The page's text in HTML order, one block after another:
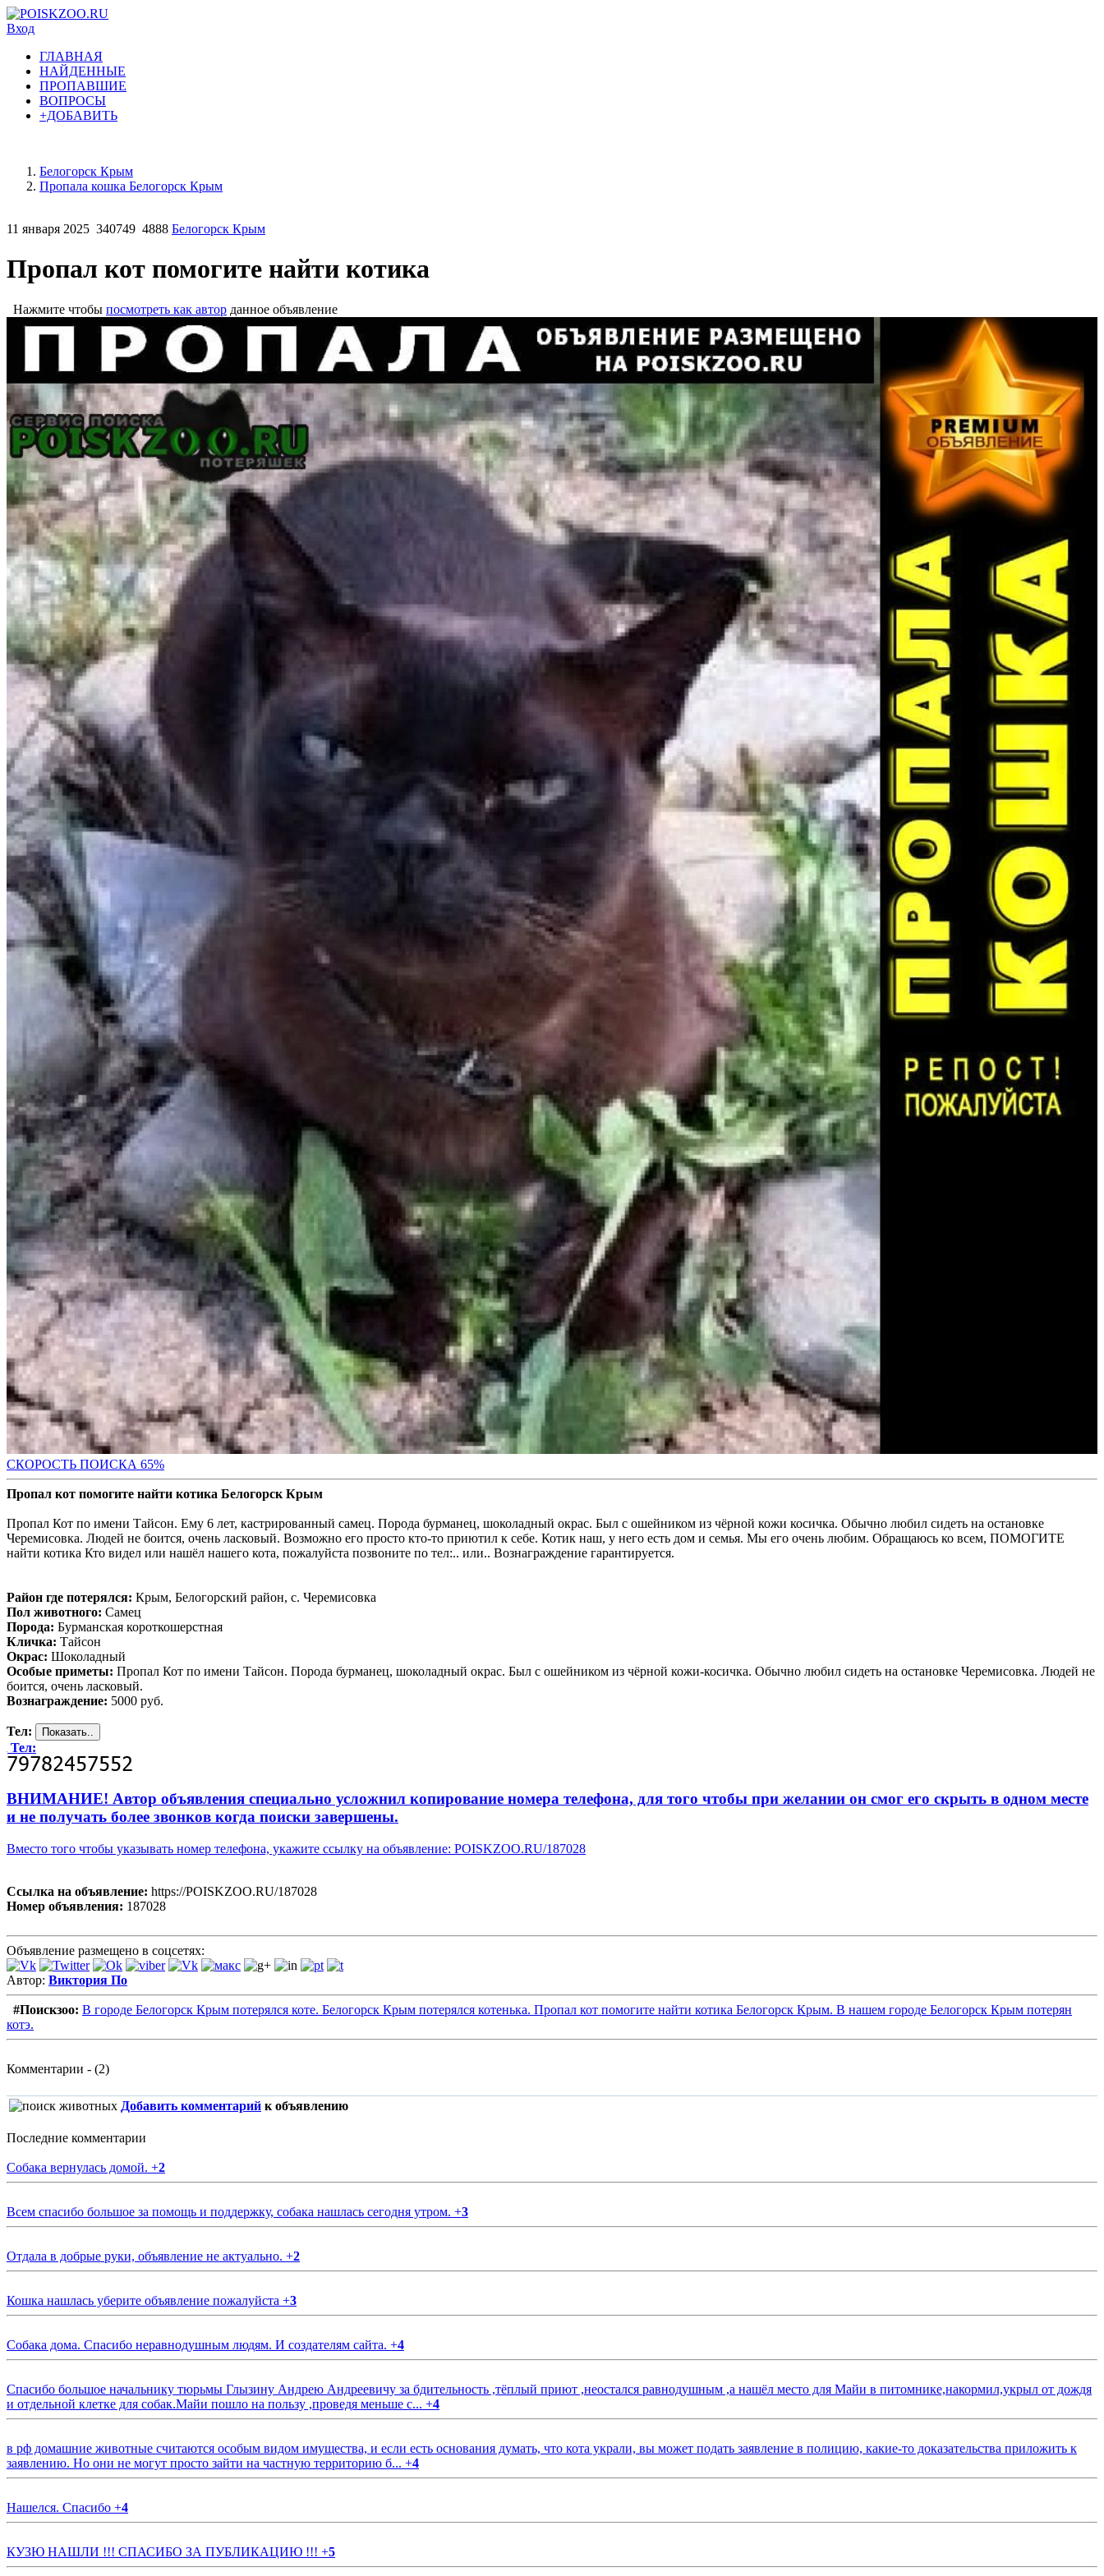
Вход
ГЛАВНАЯ
НАЙДЕННЫЕ
ПРОПАВШИЕ
ВОПРОСЫ
+ДОБАВИТЬ
Белогорск Крым
Пропала кошка Белогорск Крым
11 января 2025 340749 4888 Белогорск Крым
Пропал кот помогите найти котика
Нажмите чтобы посмотреть как автор данное объявление
СКОРОСТЬ ПОИСКА 65%
Пропал кот помогите найти котика Белогорск Крым
Пропал Кот по имени Тайсон. Ему 6 лет, кастрированный самец. Порода бурманец, шоколадный окрас. Был с ошейником из чёрной кожи косичка. Обычно любил сидеть на остановке
Черемисовка. Людей не боится, очень ласковый. Возможно его просто кто-то приютил к себе. Котик наш, у него есть дом и семья. Мы его очень любим. Обращаюсь ко всем, ПОМОГИТЕ
найти котика Кто видел или нашёл нашего кота, пожалуйста позвоните по тел:.. или.. Вознаграждение гарантируется.
Район где потерялся: Крым, Белогорский район, с. Черемисовка
Пол животного: Самец
Порода: Бурманская короткошерстная
Кличка: Тайсон
Окрас: Шоколадный
Особые приметы: Пропал Кот по имени Тайсон. Порода бурманец, шоколадный окрас. Был с ошейником из чёрной кожи-косичка. Обычно любил сидеть на остановке Черемисовка. Людей не
боится, очень ласковый.
Вознаграждение: 5000 руб.
Тел:
Тел:
ВНИМАНИЕ! Автор объявления специально усложнил копирование номера телефона, для того чтобы при желании он смог его скрыть в одном месте
и не получать более звонков когда поиски завершены.
Вместо того чтобы указывать номер телефона, укажите ссылку на объявление: POISKZOO.RU/187028
Ссылка на объявление: https://POISKZOO.RU/187028
Номер объявления: 187028
Объявление размещено в соцсетях:
Автор: Виктория По
#Поискзоо: В городе Белогорск Крым потерялся коте. Белогорск Крым потерялся котенька. Пропал кот помогите найти котика Белогорск Крым. В нашем городе Белогорск Крым потерян
котэ.
Комментарии - (2)
Добавить комментарий к объявлению
Последние комментарии
Собака вернулась домой. +2
Всем спасибо большое за помощь и поддержку, собака нашлась сегодня утром. +3
Отдала в добрые руки, объявление не актуально. +2
Кошка нашлась уберите объявление пожалуйста +3
Собака дома. Спасибо неравнодушным людям. И создателям сайта. +4
Спасибо большое начальнику тюрьмы Глызину Андрею Андреевичу за бдительность ,тёплый приют ,неостался равнодушным ,а нашёл место для Майи в питомнике,накормил,укрыл от дождя
и отдельной клетке для собак.Майи пошло на пользу ,проведя меньше с... +4
в рф домашние животные считаются особым видом имущества, и если есть основания думать, что кота украли, вы может подать заявление в полицию, какие-то доказательства приложить к
заявлению. Но они не могут просто зайти на частную территорию б... +4
Нашелся. Спасибо +4
КУЗЮ НАШЛИ !!! СПАСИБО ЗА ПУБЛИКАЦИЮ !!! +5